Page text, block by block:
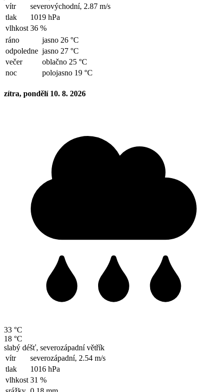
vítr
severovýchodní, 2.87 m/s
tlak
1019 hPa
vlhkost 36 %
ráno
jasno 26 °C
odpoledne jasno 27 °C
večer
oblačno 25 °C
noc
polojasno 19 °C
zítra, pondělí 10. 8. 2026
33 °C
18 °C
slabý déšť, severozápadní větřík
vítr
severozápadní, 2.54 m/s
tlak
1016 hPa
vlhkost 31 %